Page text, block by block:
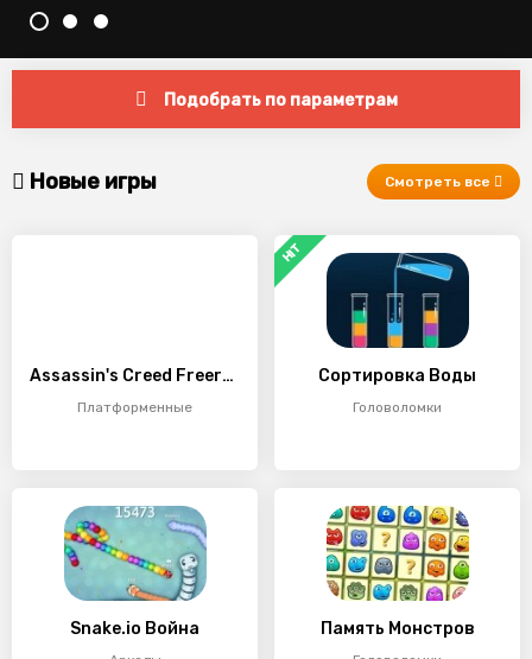
Новые игры Смотреть все
Assassin's Creed Freerunners
Платформенные
Сортировка Воды
Головоломки
HIT
Snake.io Война Память Монстров